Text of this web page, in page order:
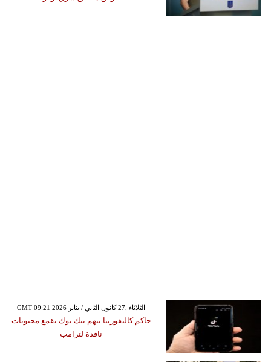
GMT 09:21 2026 الثلاثاء ,27 كانون الثاني / يناير
حاكم كاليفورنيا يتهم تيك توك بقمع محتويات
ناقدة لترامب